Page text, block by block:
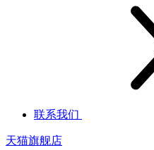
联系我们
天猫旗舰店